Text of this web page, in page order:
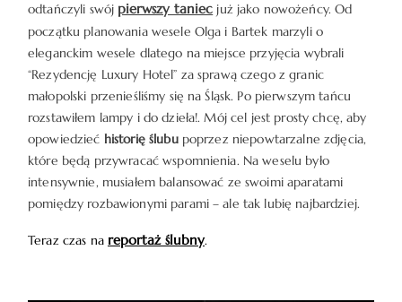
odtańczyli swój pierwszy taniec już jako nowożeńcy. Od
początku planowania wesele Olga i Bartek marzyli o
eleganckim wesele dlatego na miejsce przyjęcia wybrali
“Rezydencję Luxury Hotel” za sprawą czego z granic
małopolski przenieśliśmy się na Śląsk. Po pierwszym tańcu
rozstawiłem lampy i do dzieła!. Mój cel jest prosty chcę, aby
opowiedzieć historię ślubupoprzez niepowtarzalne zdjęcia,
które będą przywracać wspomnienia. Na weselu było
intensywnie, musiałem balansować ze swoimi aparatami
pomiędzy rozbawionymi parami – ale tak lubię najbardziej.
Teraz czas na reportaż ślubny.